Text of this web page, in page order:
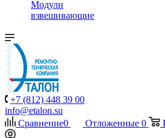
Модули
взвешивающие
+7 (812) 448 39 00
info@etalon.su
Сравнение0 Отложенные 0